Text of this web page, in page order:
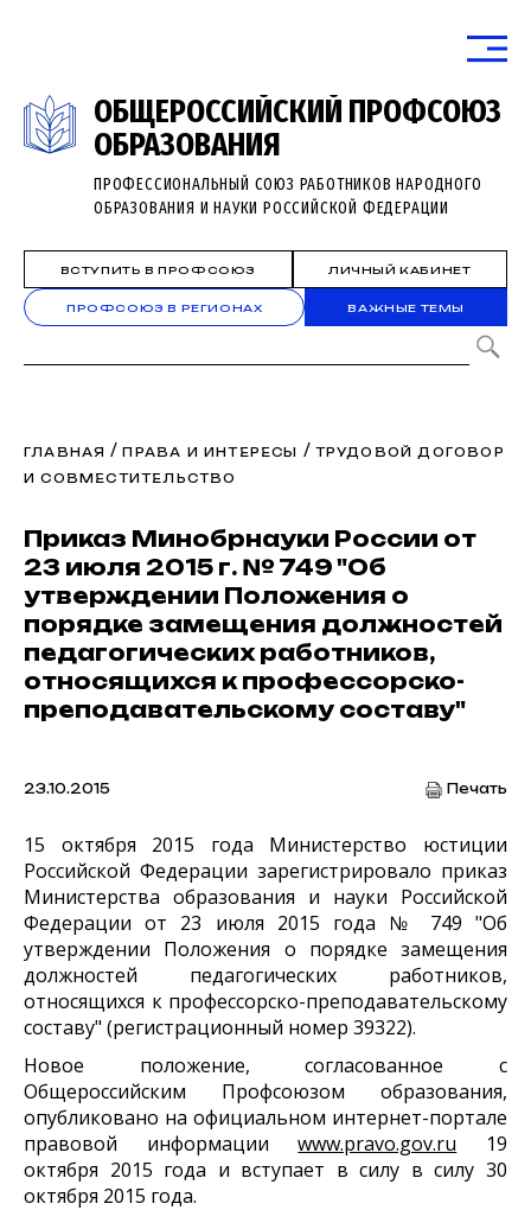
ОБЩЕРОССИЙСКИЙ ПРОФСОЮЗ
ОБРАЗОВАНИЯ
ПРОФЕССИОНАЛЬНЫЙ СОЮЗ РАБОТНИКОВ НАРОДНОГО
ОБРАЗОВАНИЯ И НАУКИ РОССИЙСКОЙ ФЕДЕРАЦИИ
ВСТУПИТЬ В ПРОФСОЮЗ ЛИЧНЫЙ КАБИНЕТ
ПРОФСОЮЗ В РЕГИОНАХ ВАЖНЫЕ ТЕМЫ
ГЛАВНАЯ /ПРАВА И ИНТЕРЕСЫ / ТРУДОВОЙ ДОГОВОР
И СОВМЕСТИТЕЛЬСТВО
Приказ Минобрнауки России от
23 июля 2015 г. № 749 "Об
утверждении Положения о
порядке замещения должностей
педагогических работников,
относящихся к профессорско-
преподавательскому составу"
23.10.2015 Печать
15 октября 2015 года Министерство юстиции
Российской Федерации зарегистрировало приказ
Министерства образования и науки Российской
Федерации от 23 июля 2015 года № 749 "Об
утверждении Положения о порядке замещения
должностей педагогических работников,
относящихся к профессорско-преподавательскому
составу" (регистрационный номер 39322).
Новое положение, согласованное с
Общероссийским Профсоюзом образования,
опубликовано на официальном интернет-портале
правовой информацииwww.pravo.gov.ru 19
октября 2015 года и вступает в силу в силу 30
октября 2015 года.